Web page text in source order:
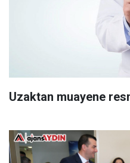
Uzaktan muayene